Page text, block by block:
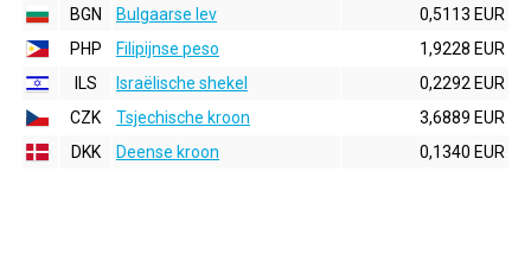
BGN
Bulgaarse lev
0,5113 EUR
PHP
Filipijnse peso
1,9228 EUR
ILS
Israëlische shekel
0,2292 EUR
CZK
Tsjechische kroon
3,6889 EUR
DKK
Deense kroon 0,1340 EUR